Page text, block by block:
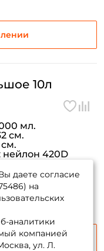
10л
мл.
см.
см.
нейлон 420D
даете согласие
на
аналитики
компанией
ул. Л.